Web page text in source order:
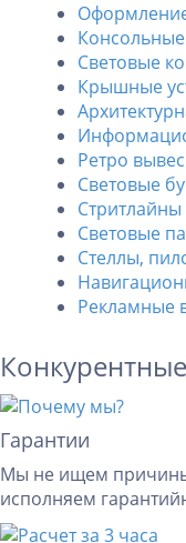
Световые
Крышные
Ретро
Световые
Световые
Стеллы,
Рекламные
Гарантии
Мы не ищем причины
исполняем